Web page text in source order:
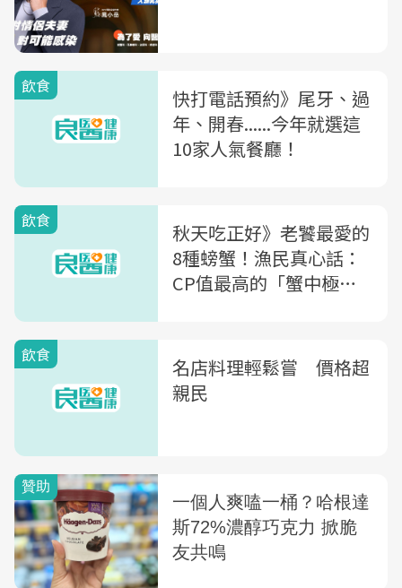
飲食
快打電話預約》尾牙、過
年、開春......今年就選這
10家人氣餐廳！
飲食
秋天吃正好》老饕最愛的
8種螃蟹！漁民真心話：
CP值最高的「蟹中極
飲食
名店料理輕鬆嘗 價格超
親民